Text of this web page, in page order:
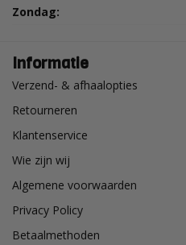
Zondag:
Informatie
Verzend- & afhaalopties
Retourneren
Klantenservice
Wie zijn wij
Algemene voorwaarden
Privacy Policy
Betaalmethoden